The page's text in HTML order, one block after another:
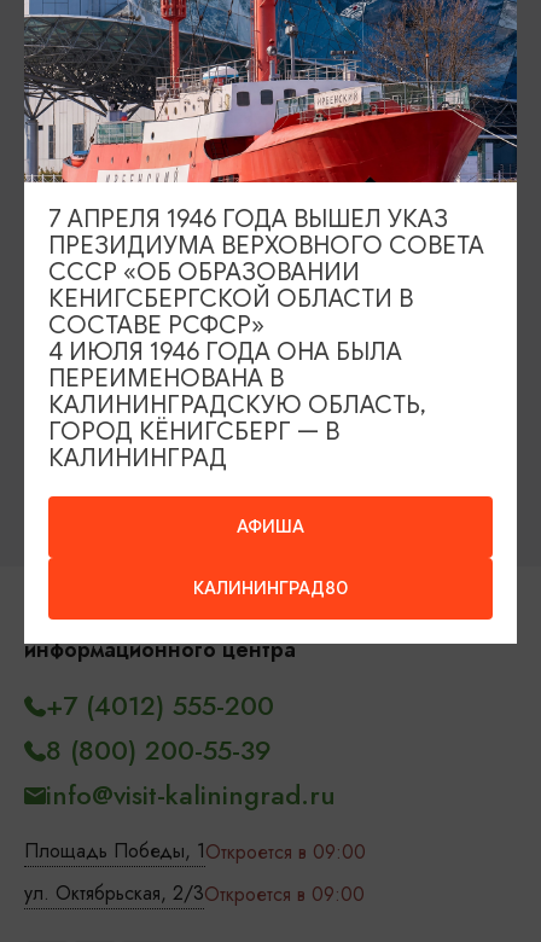
Серебряное ожерелье
Электронная виза
Туры и экскурсии
Афиша мероприятий
Сувениры
Гостевая книга
Гиды и экскурсоводы
Достопримечательности
Карты и маршруты
Рестораны
Гостиницы
Как доехать
Компас Балтийской кухни
Настоящий Калининградец
Контакты Туристского
информационного центра
Площадь Победы, 1Откроется в 09:00
ул. Октябрьская, 2/3Откроется в 09:00
+7 (4012) 555-200
8 (800) 200-55-39
info@visit-kaliningrad.ru
АФИША
КАЛИНИНГРАД80
7 АПРЕЛЯ 1946 ГОДА ВЫШЕЛ УКАЗ
ПРЕЗИДИУМА ВЕРХОВНОГО СОВЕТА
СССР «ОБ ОБРАЗОВАНИИ
КЕНИГСБЕРГСКОЙ ОБЛАСТИ В
СОСТАВЕ РСФСР»
4 ИЮЛЯ 1946 ГОДА ОНА БЫЛА
ПЕРЕИМЕНОВАНА В
КАЛИНИНГРАДСКУЮ ОБЛАСТЬ,
ГОРОД КЁНИГСБЕРГ — В
КАЛИНИНГРАД